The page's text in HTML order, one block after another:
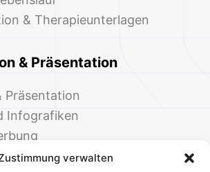
verwalten
& Therapieunterlagen
& Präsentation
Präsentation
Infografiken